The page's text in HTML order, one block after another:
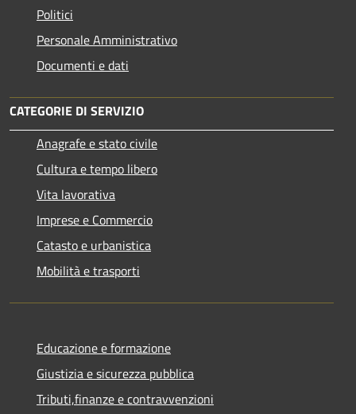
Politici
Personale Amministrativo
Documenti e dati
CATEGORIE DI SERVIZIO
Anagrafe e stato civile
Cultura e tempo libero
Vita lavorativa
Imprese e Commercio
Catasto e urbanistica
Mobilità e trasporti
Educazione e formazione
Giustizia e sicurezza pubblica
Tributi,finanze e contravvenzioni